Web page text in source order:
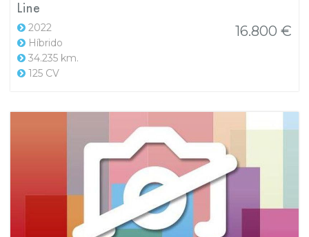
Line
2022
Híbrido
34.235 km.
125 CV
16.800 €